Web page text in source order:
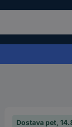
Dostava pet,